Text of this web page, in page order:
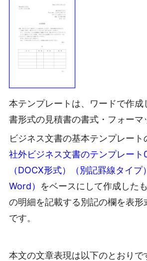
本テンプレートは、ワードで作成
書形式の見積書の書式・フォーマ
ビジネス文書の基本テンプレート
社外ビジネス文書のテンプレート
（DOCX形式）（別記罫線タイプ
Word） をベースにして作成した
の明細を記載する別記の欄を表形
です。
本文の文章表現は以下のとおりで